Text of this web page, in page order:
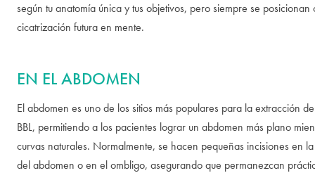
según tu anatomía única y tus objetivos, pero siempre se posicionan
cicatrización futura en mente.
EN EL ABDOMEN
El abdomen es uno de los sitios más populares para la extracción
BBL, permitiendo a los pacientes lograr un abdomen más plano
curvas naturales. Normalmente, se hacen pequeñas incisiones en
del abdomen o en el ombligo, asegurando que permanezcan